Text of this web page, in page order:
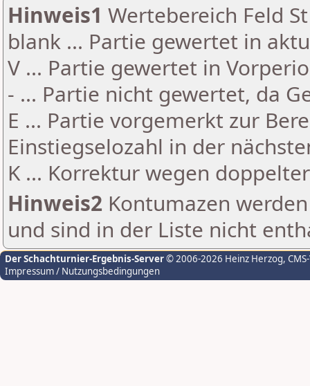
Hinweis1 Wertebereich Feld
blank ... Partie gewertet in
V ... Partie gewertet in
- ... Partie nicht gewertet, da
E ... Partie vorgemerkt zur
Einstiegselozahl in der
K ... Korrektur wegen
Hinweis2 Kontumazen
und sind in der Liste nicht
Der Schachturnier-Ergebnis-Server© 2006-2026 Heinz Herzog,
Impressum / Nutzungsbedingungen